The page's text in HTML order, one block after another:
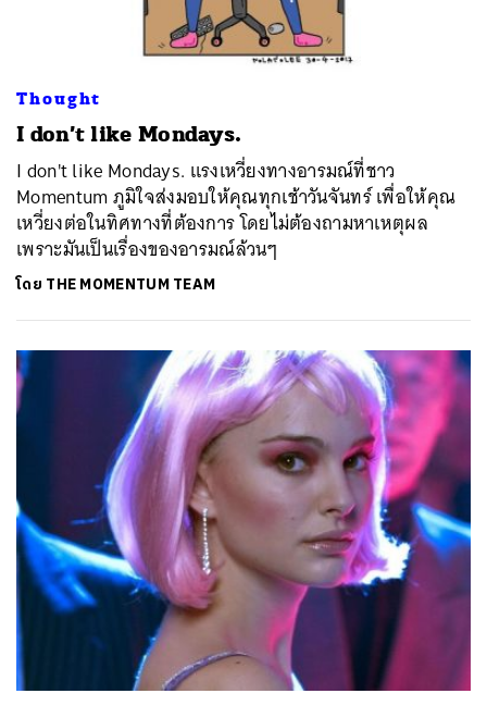
Thought
I don’t like Mondays.
I don't like Mondays. แรงเหวี่ยงทางอารมณ์ที่ชาว
Momentum ภูมิใจส่งมอบให้คุณทุกเช้าวันจันทร์ เพื่อให้คุณ
เหวี่ยงต่อในทิศทางที่ต้องการ โดยไม่ต้องถามหาเหตุผล
เพราะมันเป็นเรื่องของอารมณ์ล้วนๆ
โดย THE MOMENTUM TEAM